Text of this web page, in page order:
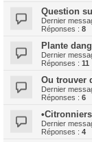
Question
Dernier
Réponses : 8
Plante
Dernier
Réponses : 11
Ou trouver
Dernier
Réponses : 6
•Citronniers
Dernier
Réponses : 4